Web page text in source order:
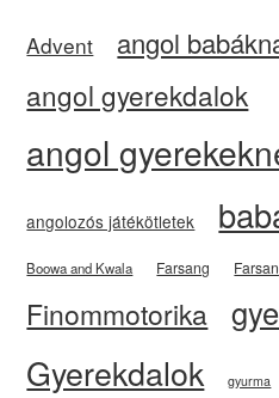
Advent angol
angol gyerekdalok
angol
angolozós játékötletek
Boowa and Kwala Farsang
Finommotorika
Gyerekdalok gyurma